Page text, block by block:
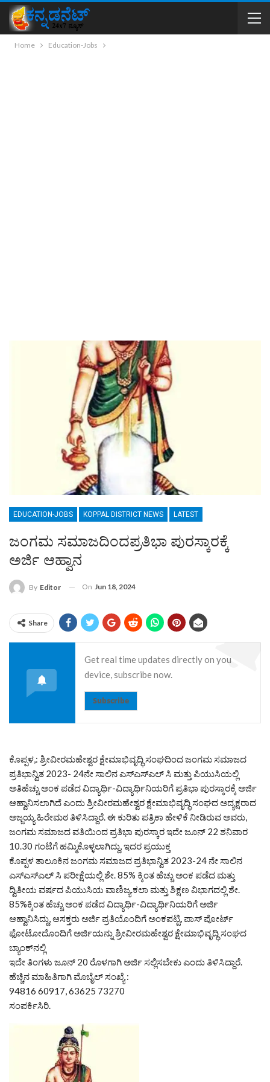
Home Education-Jobs
EDUCATION-JOBS KOPPAL DISTRICT NEWS LATEST
ಜಂಗಮ ಸಮಾಜದಿಂದಪ್ರತಿಭಾ ಪುರಸ್ಕಾರಕ್ಕೆ
ಅರ್ಜಿ ಆಹ್ವಾನ
By Editor On Jun 18, 2024
Share
Get real time updates directly on you
device, subscribe now.
Subscribe
ಕೊಪ್ಪಳ,: ಶ್ರೀವೀರಮಹೇಶ್ವರ ಕ್ಷೇಮಾಭಿವೃದ್ಧಿ ಸಂಘದಿಂದ ಜಂಗಮ ಸಮಾಜದ
ಪ್ರತಿಭಾನ್ವಿತ 2023- 24ನೇ ಸಾಲಿನ ಎಸ್ಎಸ್ಎಲ್ ಸಿ ಮತ್ತು ಪಿಯುಸಿಯಲ್ಲಿ
ಅತಿಹೆಚ್ಚು ಅಂಕ ಪಡೆದ ವಿದ್ಯಾರ್ಥಿ-ವಿದ್ಯಾರ್ಥಿನಿಯರಿಗೆ ಪ್ರತಿಭಾ ಪುರಸ್ಕಾರಕ್ಕೆ ಅರ್ಜಿ
ಆಹ್ವಾನಿಸಲಾಗಿದೆ ಎಂದು ಶ್ರೀವೀರಮಹೇಶ್ವರ ಕ್ಷೇಮಾಭಿವೃದ್ಧಿ ಸಂಘದ ಅದ್ಯಕ್ಷರಾದ
ಅಜ್ಜಯ್ಯ ಹಿರೇಮಠ ತಿಳಿಸಿದ್ದಾರೆ. ಈ ಕುರಿತು ಪತ್ರಿಕಾ ಹೇಳಿಕೆ ನೀಡಿರುವ ಅವರು,
ಜಂಗಮ ಸಮಾಜದ ವತಿಯಿಂದ ಪ್ರತಿಭಾ ಪುರಸ್ಕಾರ ಇದೇ ಜೂನ್ 22 ಶನಿವಾರ
10.30 ಗಂಟೆಗೆ ಹಮ್ಮಿಕೊಳ್ಳಲಾಗಿದ್ದು, ಇದರ ಪ್ರಯುಕ್ತ
ಕೊಪ್ಪಳ ತಾಲೂಕಿನ ಜಂಗಮ ಸಮಾಜದ ಪ್ರತಿಭಾನ್ವಿತ 2023-24 ನೇ ಸಾಲಿನ
ಎಸ್ಎಸ್ಎಲ್ ಸಿ ಪರೀಕ್ಷೆಯಲ್ಲಿ ಶೇ. 85% ಕ್ಕಿಂತ ಹೆಚ್ಚು ಅಂಕ ಪಡೆದ ಮತ್ತು
ದ್ವಿತೀಯ ವರ್ಷದ ಪಿಯುಸಿಯ ವಾಣಿಜ್ಯ.ಕಲಾ ಮತ್ತು ಶಿಕ್ಷಣ ವಿಭಾಗದಲ್ಲಿ ಶೇ.
85%ಕ್ಕಿಂತ ಹೆಚ್ಚು ಅಂಕ ಪಡೆದ ವಿದ್ಯಾರ್ಥಿ-ವಿದ್ಯಾರ್ಥಿನಿಯರಿಗೆ ಅರ್ಜಿ
ಆಹ್ವಾನಿಸಿದ್ದು, ಆಸಕ್ತರು ಅರ್ಜಿ ಪ್ರತಿಯೊಂದಿಗೆ ಅಂಕಪಟ್ಟಿ, ಪಾಸ್ ಪೋರ್ಟ್
ಫೋಟೋದೊಂದಿಗೆ ಅರ್ಜಿಯನ್ನು ಶ್ರೀವೀರಮಹೇಶ್ವರ ಕ್ಷೇಮಾಭಿವೃದ್ಧಿ ಸಂಘದ
ಬ್ಯಾಂಕ್‌ನಲ್ಲಿ
ಇದೇ ತಿಂಗಳು ಜೂನ್ 20 ರೊಳಗಾಗಿ ಅರ್ಜಿ ಸಲ್ಲಿಸಬೇಕು ಎಂದು ತಿಳಿಸಿದ್ದಾರೆ.
ಹೆಚ್ಚಿನ ಮಾಹಿತಿಗಾಗಿ ಮೊಬೈಲ್ ಸಂಖ್ಯೆ :
94816 60917, 63625 73270
ಸಂಪರ್ಕಿಸಿರಿ.